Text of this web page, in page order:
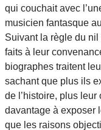
qui couchait avec
musicien fantasque
Suivant la règle du
faits à leur
biographes traitent
sachant que plus ils
de l’histoire, plus
davantage à exposer
que les raisons